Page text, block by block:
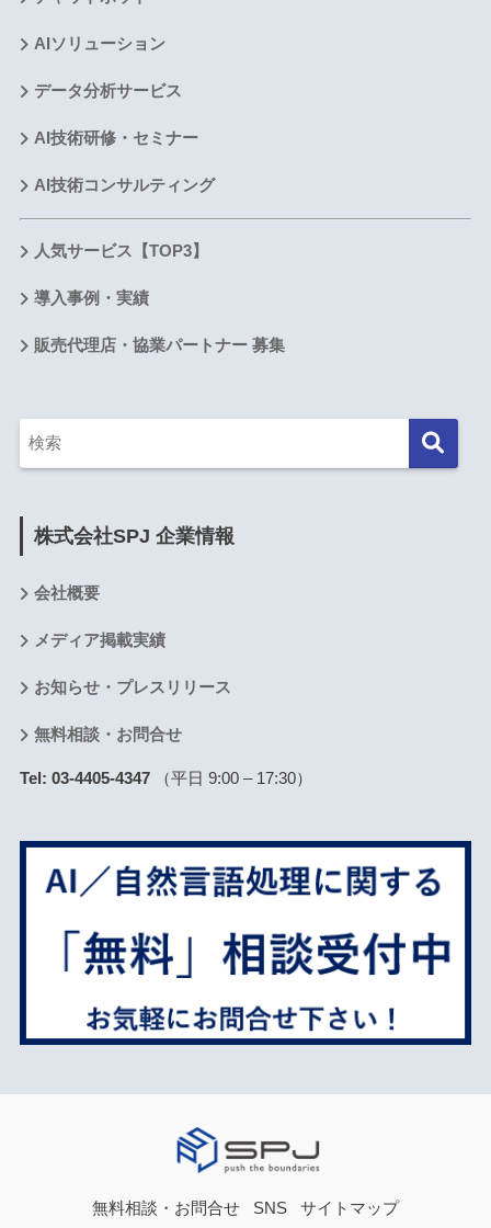
AIソリューション
データ分析サービス
AI技術研修・セミナー
AI技術コンサルティング
人気サービス【TOP3】
導入事例・実績
販売代理店・協業パートナー 募集
株式会社SPJ 企業情報
会社概要
メディア掲載実績
お知らせ・プレスリリース
無料相談・お問合せ
Tel: 03-4405-4347（平日 9:00 – 17:30）
無料相談・お問合せ SNS サイトマップ